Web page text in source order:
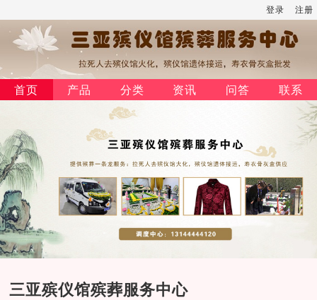
登录 注册
首页 产品 分类 资讯 问答 联系
三亚殡仪馆殡葬服务中心